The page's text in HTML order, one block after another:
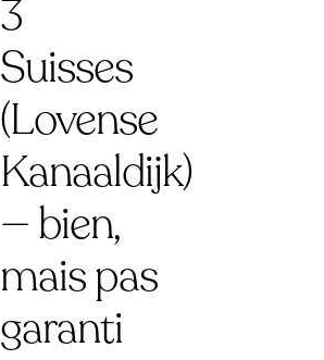
3
Suisses
(Lovense
Kanaaldijk)
— bien,
mais pas
garanti